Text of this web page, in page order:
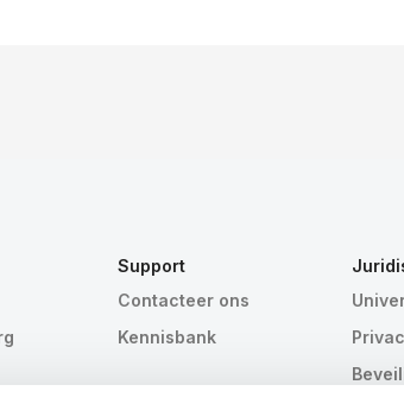
Support
Contacteer ons
Kennisbank